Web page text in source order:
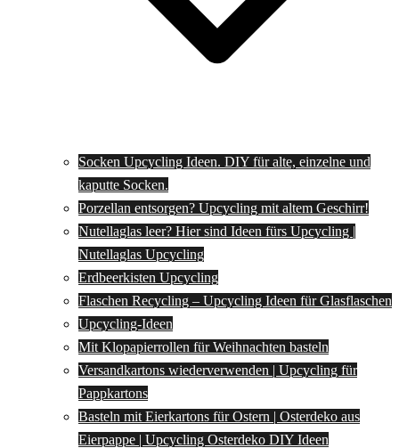
Socken Upcycling Ideen. DIY für alte, einzelne und
kaputte Socken.
Porzellan entsorgen? Upcycling mit altem Geschirr!
Nutellaglas leer? Hier sind Ideen fürs Upcycling |
Nutellaglas Upcycling
Erdbeerkisten Upcycling
Flaschen Recycling – Upcycling Ideen für Glasflaschen
Upcycling-Ideen
Mit Klopapierrollen für Weihnachten basteln
Versandkartons wiederverwenden | Upcycling für
Pappkartons
Basteln mit Eierkartons für Ostern | Osterdeko aus
Eierpappe | Upcycling Osterdeko DIY Ideen